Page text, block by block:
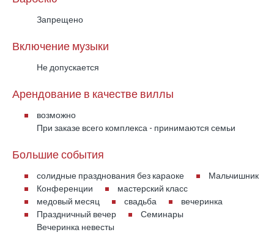
Запрещено
Включение музыки
Не допускается
Арендование в качестве виллы
возможно
При заказе всего комплекса - принимаются семьи
Большие события
солидные празднования без караоке
Мальчишник
Конференции
мастерский класс
медовый месяц
свадьба
вечеринка
Праздничный вечер
Семинары
Вечеринка невесты